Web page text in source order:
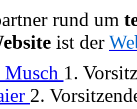
rund um
ist der
Musch 1.
2.